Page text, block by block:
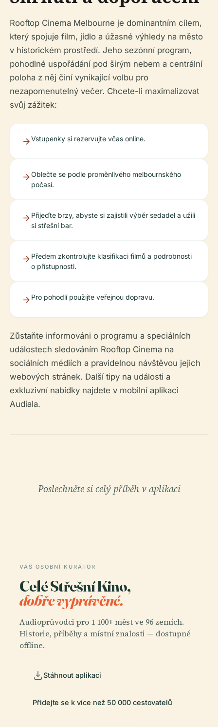
Rooftop Cinema Melbourne je dominantním cílem,
který spojuje film, jídlo a úžasné výhledy na město
v historickém prostředí. Jeho sezónní program,
pohodlné uspořádání pod širým nebem a centrální
poloha z něj činí vynikající volbu pro
nezapomenutelný večer. Chcete-li maximalizovat
svůj zážitek:
Vstupenky si rezervujte včas online.
Oblečte se podle proměnlivého melbournského
počasí.
Přijeďte brzy, abyste si zajistili výběr sedadel a užili
si střešní bar.
Předem zkontrolujte klasifikaci filmů a podrobnosti
o přístupnosti.
Pro pohodlí použijte veřejnou dopravu.
Zůstaňte informováni o programu a speciálních
událostech sledováním Rooftop Cinema na
sociálních médiích a pravidelnou návštěvou jejich
webových stránek. Další tipy na události a
exkluzivní nabídky najdete v mobilní aplikaci
Audiala.
Poslechněte si celý příběh v aplikaci
VÁŠ OSOBNÍ KURÁTOR
Celé Střešní Kino,
dobře vyprávěné.
Audioprůvodci pro 1 100+ měst ve 96 zemích.
Historie, příběhy a místní znalosti — dostupné
offline.
Stáhnout aplikaci
Přidejte se k více než 50 000 cestovatelů